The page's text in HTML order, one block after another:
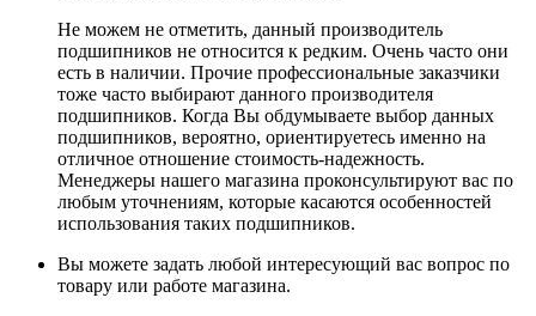
Не можем не отметить, данный производитель
подшипников не относится к редким. Очень часто они
есть в наличии. Прочие профессиональные заказчики
тоже часто выбирают данного производителя
подшипников. Когда Вы обдумываете выбор данных
подшипников, вероятно, ориентируетесь именно на
отличное отношение стоимость-надежность.
Менеджеры нашего магазина проконсультируют вас по
любым уточнениям, которые касаются особенностей
использования таких подшипников.
Вы можете задать любой интересующий вас вопрос по
товару или работе магазина.